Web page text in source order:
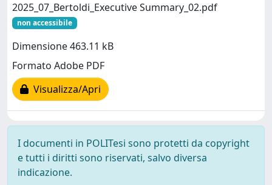
2025_07_Bertoldi_Executive Summary_02.pdf
non accessibile
Dimensione 463.11 kB
Formato Adobe PDF
Visualizza/Apri
I documenti in POLITesi sono protetti da copyright
e tutti i diritti sono riservati, salvo diversa
indicazione.